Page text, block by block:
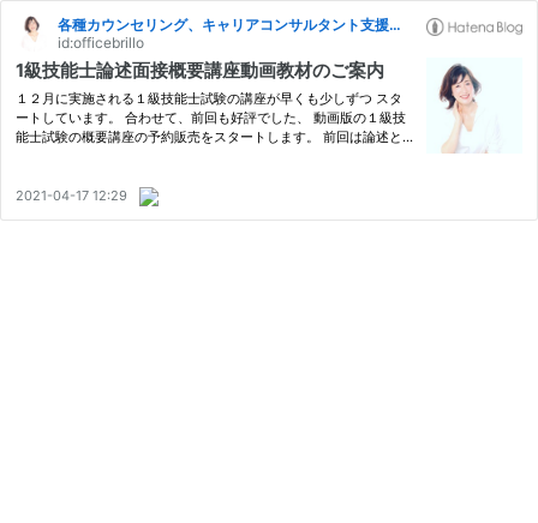
各種カウンセリング、キャリアコンサルタント支援〜かわばた睦み
id:officebrillo
1級技能士論述面接概要講座動画教材のご案内
１２月に実施される１級技能士試験の講座が早くも少しずつ スタ
ートしています。 合わせて、前回も好評でした、 動画版の１級技
能士試験の概要講座の予約販売をスタートします。 前回は論述と
よ…
2021-04-17 12:29